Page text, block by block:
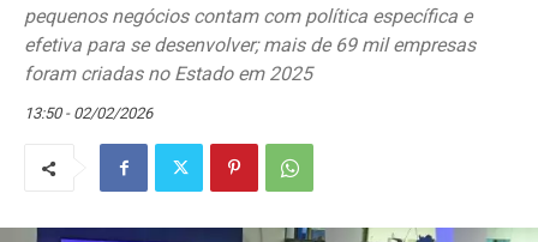
pequenos negócios contam com política específica e
efetiva para se desenvolver; mais de 69 mil empresas
foram criadas no Estado em 2025
13:50 - 02/02/2026